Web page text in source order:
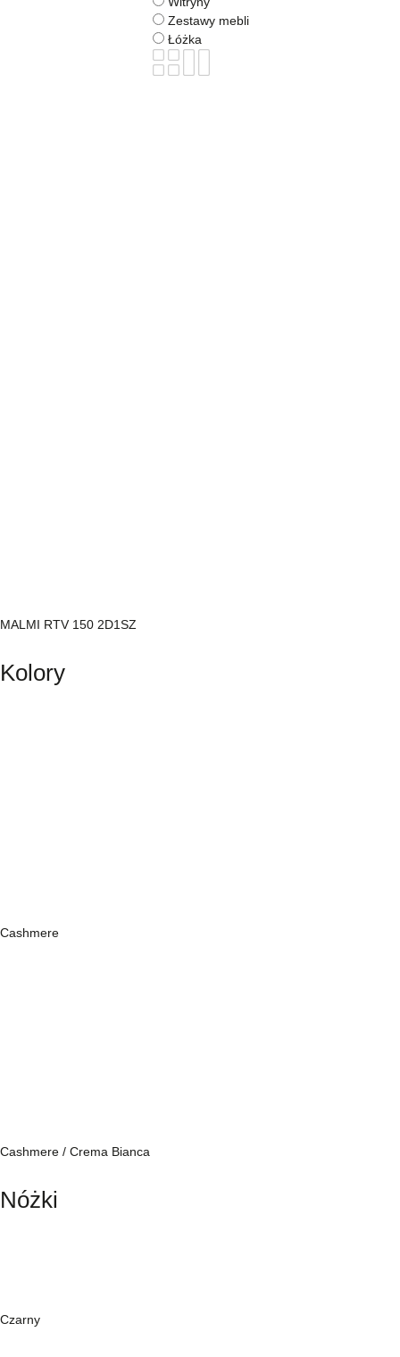
Zestawy mebli
Łóżka
MALMI RTV 150 2D1SZ
Kolory
Cashmere
Cashmere / Crema Bianca
Nóżki
Czarny